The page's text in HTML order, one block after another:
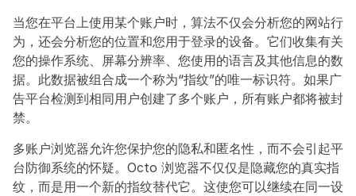
当您在平台上使用某个账户时，算法不仅会分析您的网站行
为，还会分析您的位置和您用于登录的设备。它们收集有关
您的操作系统、屏幕分辨率、您使用的语言及其他信息的数
据。此数据被组合成一个称为“指纹”的唯一标识符。如果广
告平台检测到相同用户创建了多个账户，所有账户都将被封
禁。
多账户浏览器允许您保护您的隐私和匿名性，而不会引起平
台防御系统的怀疑。Octo 浏览器不仅仅是隐藏您的真实指
纹，而是用一个新的指纹替代它。这使您可以继续在同一设